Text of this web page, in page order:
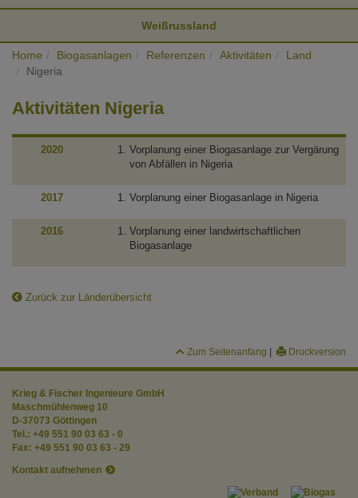
Weißrussland
Home Biogasanlagen Referenzen Aktivitäten
Land
Nigeria
Aktivitäten Nigeria
2020
Vorplanung einer Biogasanlage zur Vergärung
von Abfällen in Nigeria
2017 Vorplanung einer Biogasanlage in Nigeria
2016
Vorplanung einer landwirtschaftlichen
Biogasanlage
Zurück zur Länderübersicht
Zum Seitenanfang Druckversion
Krieg & Fischer Ingenieure GmbH
Maschmühlenweg 10
D-37073 Göttingen
Tel.: +49 551 90 03 63 - 0
Fax: +49 551 90 03 63 - 29
Kontakt aufnehmen